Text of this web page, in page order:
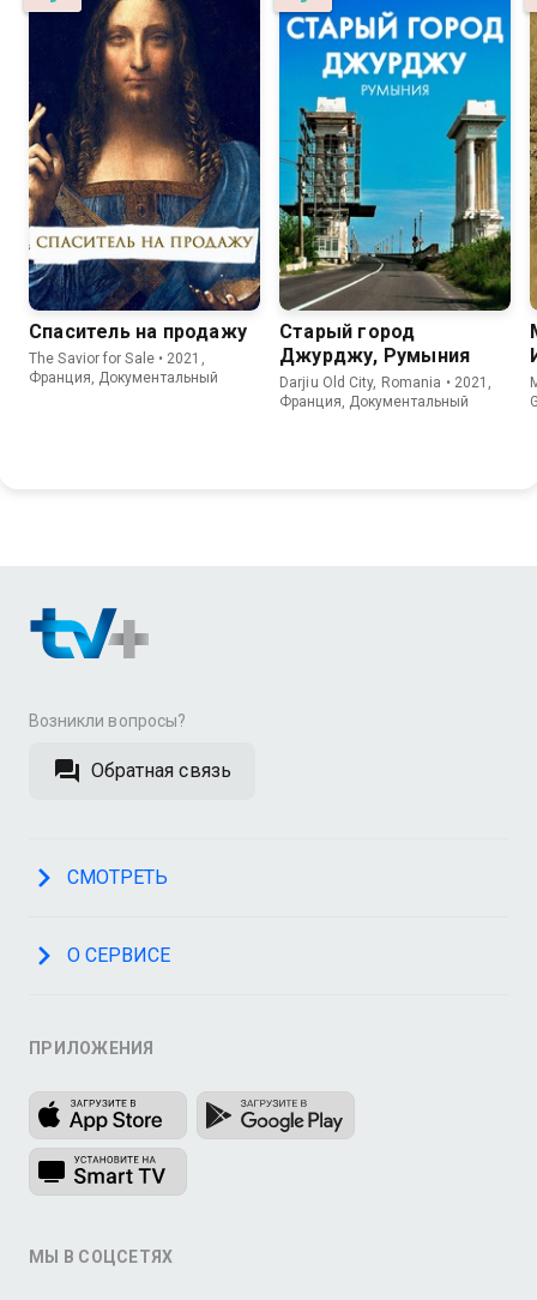
Спаситель на продажу
The Savior for Sale • 2021,
Франция, Документальный
Старый город
Джурджу, Румыния
Darjiu Old City, Romania • 2021,
Франция, Документальный
Возникли вопросы?
Обратная связь
СМОТРЕТЬ
О СЕРВИСЕ
ПРИЛОЖЕНИЯ
МЫ В СОЦСЕТЯХ